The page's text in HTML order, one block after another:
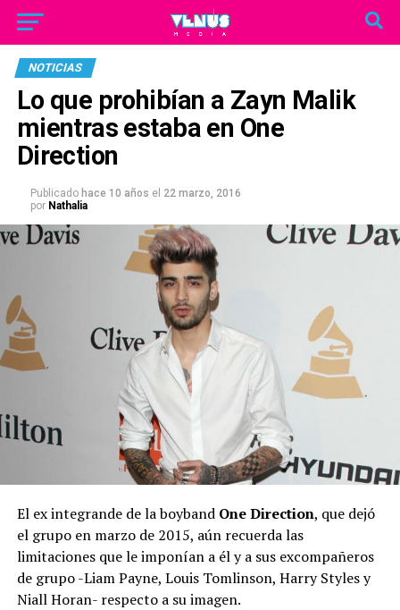
NOTICIAS
Lo que prohibían a Zayn Malik
mientras estaba en One
Direction
Publicado hace 10 años el 22 marzo, 2016
por Nathalia
El ex integrande de la boyband One Direction, que dejó
el grupo en marzo de 2015, aún recuerda las
limitaciones que le imponían a él y a sus excompañeros
de grupo -Liam Payne, Louis Tomlinson, Harry Styles y
Niall Horan- respecto a su imagen.